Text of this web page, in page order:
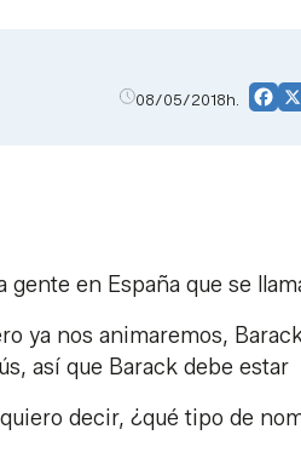
08/05/2018h.
en España que se
ya nos animaremos,
así que Barack debe estar
decir, ¿qué tipo de